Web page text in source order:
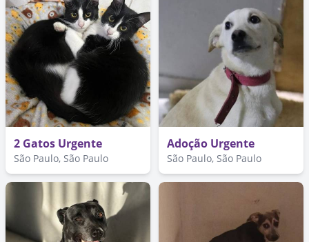
2 Gatos Urgente
São Paulo, São Paulo
Adoção Urgente
São Paulo, São Paulo